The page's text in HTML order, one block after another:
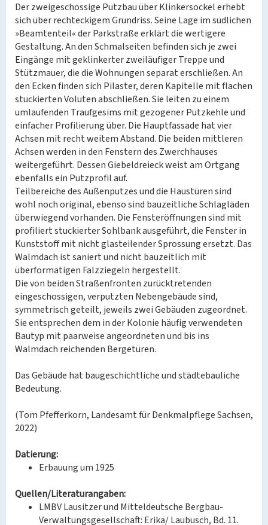
Der zweigeschossige Putzbau über Klinkersockel erhebt
sich über rechteckigem Grundriss. Seine Lage im südlichen
»Beamtenteil« der Parkstraße erklärt die wertigere
Gestaltung. An den Schmalseiten befinden sich je zwei
Eingänge mit geklinkerter zweiläufiger Treppe und
Stützmauer, die die Wohnungen separat erschließen. An
den Ecken finden sich Pilaster, deren Kapitelle mit flachen
stuckierten Voluten abschließen. Sie leiten zu einem
umlaufenden Traufgesims mit gezogener Putzkehle und
einfacher Profilierung über. Die Hauptfassade hat vier
Achsen mit recht weitem Abstand. Die beiden mittleren
Achsen werden in den Fenstern des Zwerchhauses
weitergeführt. Dessen Giebeldreieck weist am Ortgang
ebenfalls ein Putzprofil auf.
Teilbereiche des Außenputzes und die Haustüren sind
wohl noch original, ebenso sind bauzeitliche Schlagläden
überwiegend vorhanden. Die Fensteröffnungen sind mit
profiliert stuckierter Sohlbank ausgeführt, die Fenster in
Kunststoff mit nicht glasteilender Sprossung ersetzt. Das
Walmdach ist saniert und nicht bauzeitlich mit
überformatigen Falzziegeln hergestellt.
Die von beiden Straßenfronten zurücktretenden
eingeschossigen, verputzten Nebengebäude sind,
symmetrisch geteilt, jeweils zwei Gebäuden zugeordnet.
Sie entsprechen dem in der Kolonie häufig verwendeten
Bautyp mit paarweise angeordneten und bis ins
Walmdach reichenden Bergetüren.
Das Gebäude hat baugeschichtliche und städtebauliche
Bedeutung.
(Tom Pfefferkorn, Landesamt für Denkmalpflege Sachsen,
2022)
Datierung:
Erbauung um 1925
Quellen/Literaturangaben:
LMBV Lausitzer und Mitteldeutsche Bergbau-
Verwaltungsgesellschaft: Erika/ Laubusch, Bd. 11.